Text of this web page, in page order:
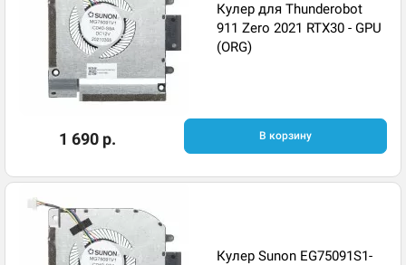
Кулер для Thunderobot
911 Zero 2021 RTX30 - GPU
(ORG)
1 690 р. В корзину
Кулер Sunon EG75091S1-